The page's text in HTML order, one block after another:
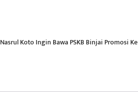
Nasrul Koto Ingin Bawa PSKB Binjai Promosi